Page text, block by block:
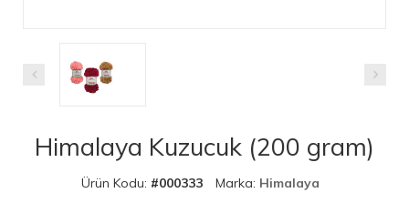
Himalaya Kuzucuk (200 gram)
Ürün Kodu: #000333 Marka: Himalaya